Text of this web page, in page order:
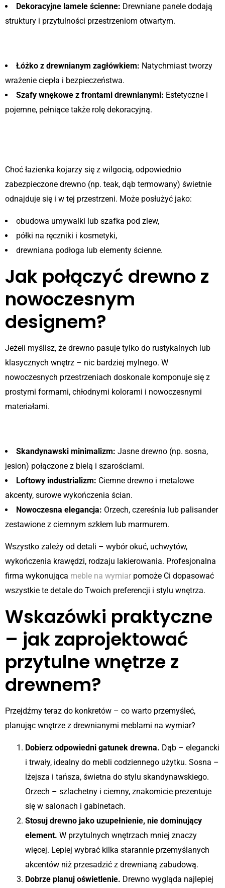
Dekoracyjne lamele ścienne: Drewniane panele dodają
struktury i przytulności przestrzeniom otwartym.
Łóżko z drewnianym zagłówkiem: Natychmiast tworzy
wrażenie ciepła i bezpieczeństwa.
Szafy wnękowe z frontami drewnianymi: Estetyczne i
pojemne, pełniące także rolę dekoracyjną.
Choć łazienka kojarzy się z wilgocią, odpowiednio
zabezpieczone drewno (np. teak, dąb termowany) świetnie
odnajduje się i w tej przestrzeni. Może posłużyć jako:
obudowa umywalki lub szafka pod zlew,
półki na ręczniki i kosmetyki,
drewniana podłoga lub elementy ścienne.
Jak połączyć drewno z
nowoczesnym
designem?
Jeżeli myślisz, że drewno pasuje tylko do rustykalnych lub
klasycznych wnętrz – nic bardziej mylnego. W
nowoczesnych przestrzeniach doskonale komponuje się z
prostymi formami, chłodnymi kolorami i nowoczesnymi
materiałami.
Skandynawski minimalizm: Jasne drewno (np. sosna,
jesion) połączone z bielą i szarościami.
Loftowy industrializm: Ciemne drewno i metalowe
akcenty, surowe wykończenia ścian.
Nowoczesna elegancja: Orzech, czereśnia lub palisander
zestawione z ciemnym szkłem lub marmurem.
Wszystko zależy od detali – wybór okuć, uchwytów,
wykończenia krawędzi, rodzaju lakierowania. Profesjonalna
firma wykonująca meble na wymiar pomoże Ci dopasować
wszystkie te detale do Twoich preferencji i stylu wnętrza.
Wskazówki praktyczne
– jak zaprojektować
przytulne wnętrze z
drewnem?
Przejdźmy teraz do konkretów – co warto przemyśleć,
planując wnętrze z drewnianymi meblami na wymiar?
Dobierz odpowiedni gatunek drewna. Dąb – elegancki
i trwały, idealny do mebli codziennego użytku. Sosna –
lżejsza i tańsza, świetna do stylu skandynawskiego.
Orzech – szlachetny i ciemny, znakomicie prezentuje
się w salonach i gabinetach.
Stosuj drewno jako uzupełnienie, nie dominujący
element. W przytulnych wnętrzach mniej znaczy
więcej. Lepiej wybrać kilka starannie przemyślanych
akcentów niż przesadzić z drewnianą zabudową.
Dobrze planuj oświetlenie. Drewno wygląda najlepiej